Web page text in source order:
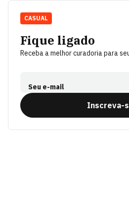
Fique ligado
Receba a melhor curadoria para
Seu e-mail
Inscreva-
CASUAL